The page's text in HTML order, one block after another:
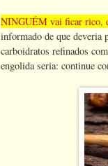
NINGUÉM vai ficar rico,
informado de que deveria
carboidratos refinados
engolida seria: continue